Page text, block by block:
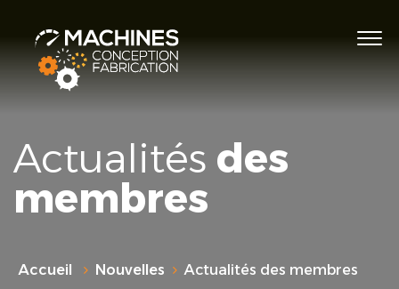
Actualités des
membres
Accueil Nouvelles Actualités des membres